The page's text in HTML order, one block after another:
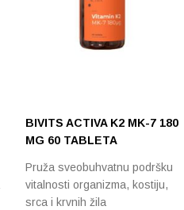
BIVITS ACTIVA K2 MK-7 180
ΜG 60 TABLETA
Pruža sveobuhvatnu podršku
vitalnosti organizma, kostiju,
srca i krvnih žila